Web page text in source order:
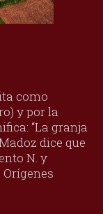
como
y por la
“La granja
dice que
N. y